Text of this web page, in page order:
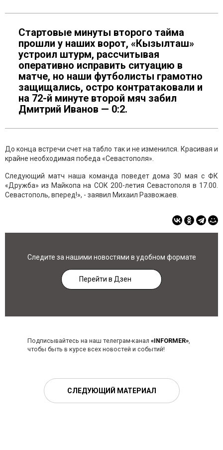
Стартовые минуты второго тайма
прошли у наших ворот, «Кызылташ»
устроил штурм, рассчитывая
оперативно исправить ситуацию в
матче, но наши футболисты грамотно
защищались, остро контратаковали и
на 72-й минуте второй мяч забил
Дмитрий Иванов — 0:2.
До конца встречи счет на табло так и не изменился. Красивая и
крайне необходимая победа «Севастополя».
Следующий матч наша команда поведет дома 30 мая с ФК
«Дружба» из Майкопа на СОК 200-летия Севастополя в 17.00.
Севастополь, вперед!», - заявил Михаил Развожаев.
Следите за нашими новостями в удобном формате
Перейти в Дзен
Подписывайтесь на наш телеграм-канал «INFORMER»,
чтобы быть в курсе всех новостей и событий!
СЛЕДУЮЩИЙ МАТЕРИАЛ